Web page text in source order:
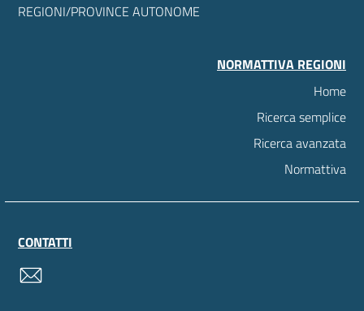
REGIONI/PROVINCE AUTONOME
NORMATTIVA REGIONI
Home
Ricerca semplice
Ricerca avanzata
Normattiva
CONTATTI